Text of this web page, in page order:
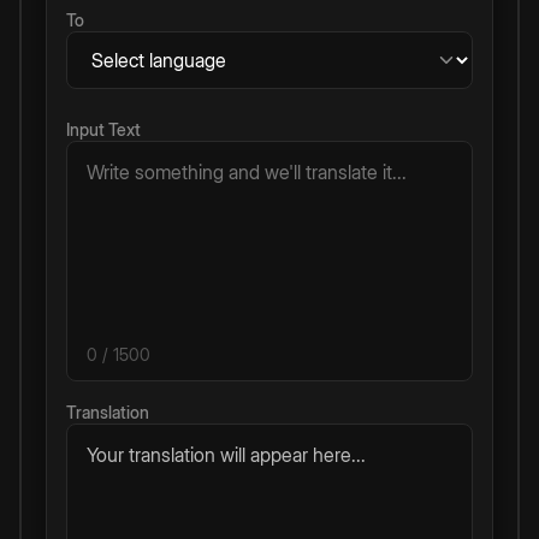
To
Input Text
0 / 1500
Translation
Your translation will appear here...